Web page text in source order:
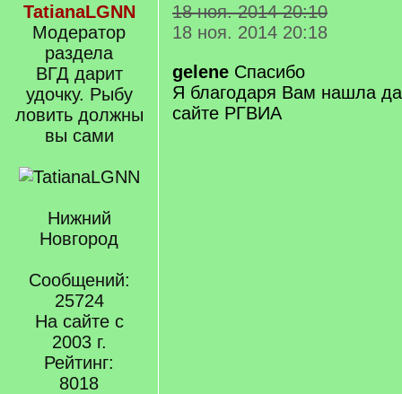
TatianaLGNN
Модератор
раздела
ВГД дарит
удочку. Рыбу
ловить должны
вы сами
Нижний
Новгород
Сообщений:
25724
На сайте с
2003 г.
Рейтинг:
8018
18 ноя. 2014 20:10
18 ноя. 2014 20:18
gelene Спасибо
Я благодаря Вам нашла
сайте РГВИА